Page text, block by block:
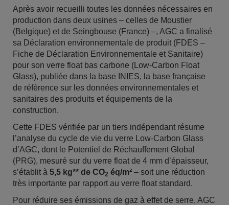
Après avoir recueilli toutes les données nécessaires en
production dans deux usines – celles de Moustier
(Belgique) et de Seingbouse (France) –, AGC a finalisé
sa Déclaration environnementale de produit (FDES –
Fiche de Déclaration Environnementale et Sanitaire)
pour son verre float bas carbone (Low-Carbon Float
Glass), publiée dans la base INIES, la base française
de référence sur les données environnementales et
sanitaires des produits et équipements de la
construction.
Cette FDES vérifiée par un tiers indépendant résume
l’analyse du cycle de vie du verre Low-Carbon Glass
d’AGC, dont le Potentiel de Réchauffement Global
(PRG), mesuré sur du verre float de 4 mm d’épaisseur,
s’établit à 5,5 kg** de CO2 éq/m² – soit une réduction
très importante par rapport au verre float standard.
Pour réduire ses émissions de gaz à effet de serre, AGC